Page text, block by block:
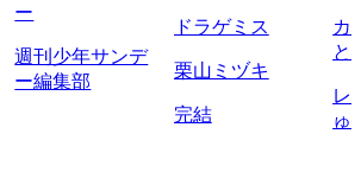
ー
週刊少年サンデ
ー編集部
ドラゲミス
栗山ミヅキ
完結
カ
と
レ
ゅ